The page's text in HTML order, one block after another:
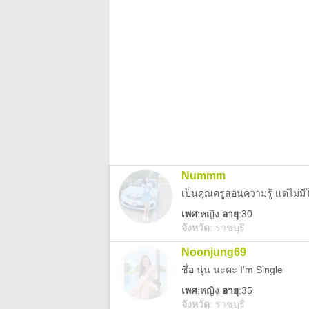
Nummm
เป็นคุณครูสอนความรู้ เเต่ไม่มี
เพศ:หญิง อายุ:30
จังหวัด: ราชบุรี
Noonjung69
ชื่อ นุ่น นะคะ I'm Single
เพศ:หญิง อายุ:35
จังหวัด: ราชบุรี